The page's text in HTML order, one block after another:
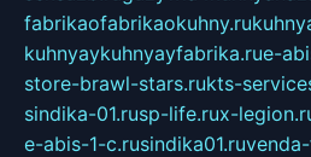
fabrikaofabrikaokuhny.ru
kuhnyaykuhnyayfabrika.rue-
store-brawl-stars.rukts-
sindika-01.rusp-life.rux-
e-abis-1-c.rusindika01.ru